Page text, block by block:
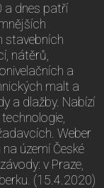
a dnes patří
stavebních
nátěrů,
a
malt a
a dlažby. Nabízí
Weber
území České
v Praze,
(15.4.2020)